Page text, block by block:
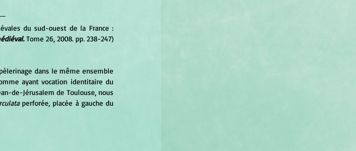
du sud-ouest de la France :
Tome 26, 2008. pp. 238-247)
ayant vocation identitaire du
de-Jérusalem de Toulouse, nous
perforée, placée à gauche du